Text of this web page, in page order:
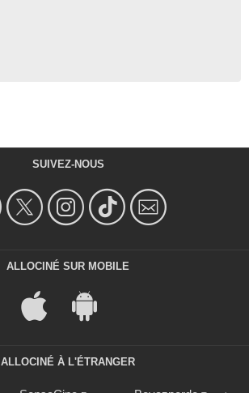
SUIVEZ-NOUS
ALLOCINÉ SUR MOBILE
ALLOCINÉ À L'ÉTRANGER